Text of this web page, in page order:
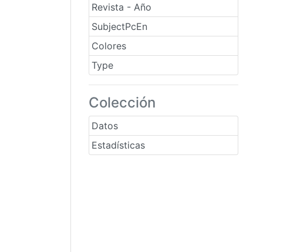
Revista - Año
SubjectPcEn
Colores
Type
Colección
Datos
Estadísticas